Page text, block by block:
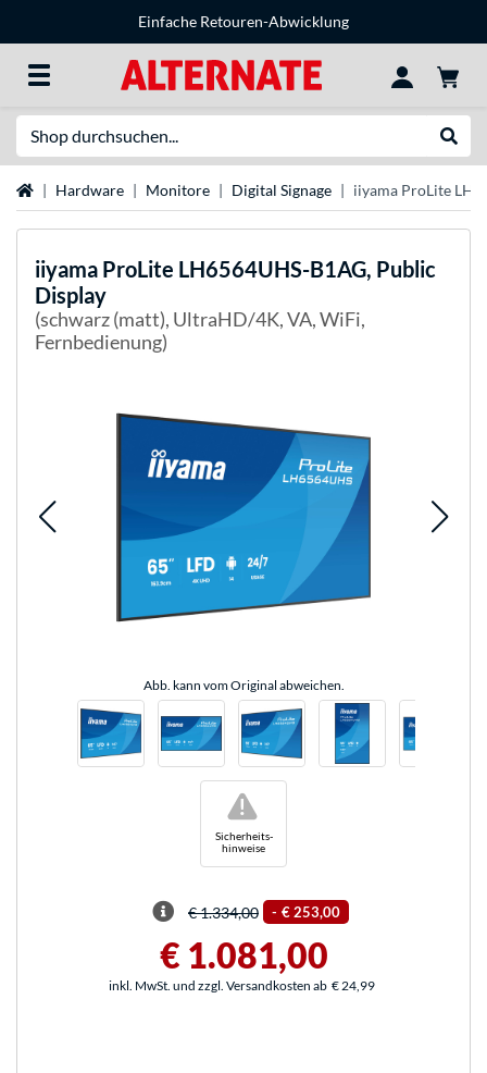
Einfache Retouren-Abwicklung
StartseiteHardware Monitore Digital Signage iiyama ProLite
iiyama ProLite LH6564UHS-B1AG, Public
Display
(schwarz (matt), UltraHD/4K, VA, WiFi,
Fernbedienung)
Abb. kann vom Original abweichen.
Sicherheits-
hinweise
!
€ 1.334,00 - € 253,00
€ 1.081,00
inkl. MwSt. und zzgl. Versandkosten ab € 24,99